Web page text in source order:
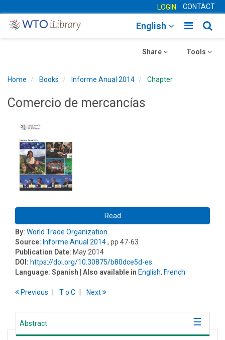
LOGIN CONTACT
Toggle
English
Toggle
Tools
Toggle
Share
Home Books Informe Anual 2014 Chapter
Comercio de mercancías
Read
By: World Trade Organization
Source: Informe Anual 2014, pp 47-63
Publication Date: May 2014
DOI: https://doi.org/10.30875/b80dce5d-es
Language: Spanish | Also available in English, French
Previous To C Next
Abstract